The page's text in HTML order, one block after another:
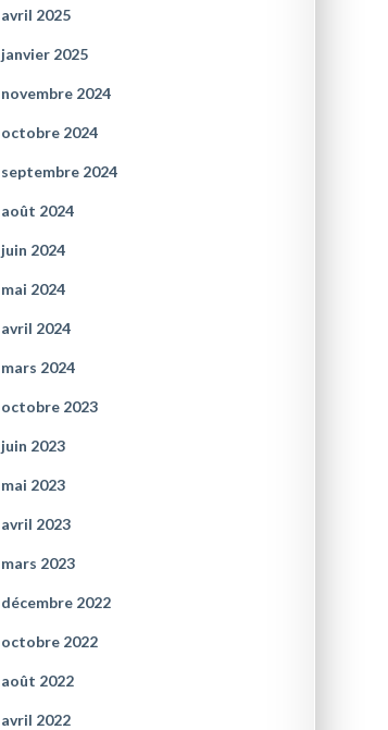
avril 2025
janvier 2025
novembre 2024
octobre 2024
septembre 2024
août 2024
juin 2024
mai 2024
avril 2024
mars 2024
octobre 2023
juin 2023
mai 2023
avril 2023
mars 2023
décembre 2022
octobre 2022
août 2022
avril 2022